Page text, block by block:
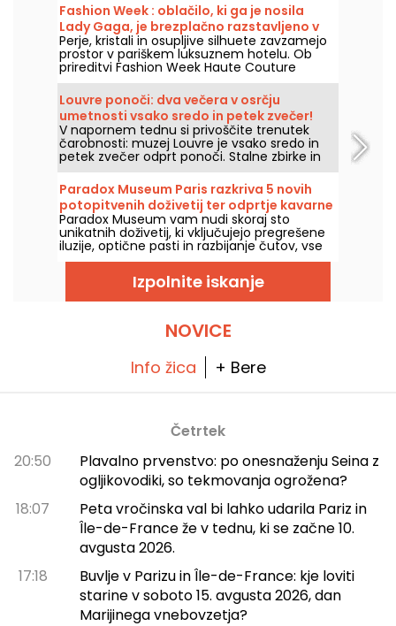
Fashion Week : oblačilo, ki ga je nosila
Lady Gaga, je brezplačno razstavljeno v
luksuznem hotelu v Parizu – fotografije
Perje, kristali in osupljive silhuete zavzamejo
prostor v pariškem luksuznem hotelu. Ob
prireditvi Fashion Week Haute Couture
Sofitel Paris Le Faubourg brezplačno
razstavlja več modnih kreacij, ki jih nosijo
svetovne zvezde, vse do 6. oktobra 2026.
Louvre ponoči: dva večera v osrčju
umetnosti vsako sredo in petek zvečer!
V napornem tednu si privoščite trenutek
čarobnosti: muzej Louvre je vsako sredo in
petek zvečer odprt ponoči. Stalne zbirke in
začasne razstave najlepšega muzeja na
svetu čakajo na vas!
Paradox Museum Paris razkriva 5 novih
potopitvenih doživetij ter odprtje kavarne
Hans & Gretel
Paradox Museum vam nudi skoraj sto
unikatnih doživetij, ki vključujejo pregrešene
iluzije, optične pasti in razbijanje čutov, vse
to pa vas čaka v Parizu. Užitek je v tem, da
vas bodo namerno zavestno zavedli, hkrati
pa boste lahko ujeli krajše sanjske posnetke.
Pet novih interaktivnih doživetij je dodanih v
čas, da preizkusite svoje čute! In kot sladico
vas čaka popolnoma nov kavni kotiček, ki je
& Gretel vas bo s svojimi okusi povabil v
Izpolnite iskanje
NOVICE
Info žica + Bere
Četrtek
20:50
Plavalno prvenstvo: po onesnaženju Seina z
ogljikovodiki, so tekmovanja ogrožena?
18:07
Peta vročinska val bi lahko udarila Pariz in
Île-de-France že v tednu, ki se začne 10.
avgusta 2026.
17:18
Buvlje v Parizu in Île-de-France: kje loviti
starine v soboto 15. avgusta 2026, dan
Marijinega vnebovzetja?